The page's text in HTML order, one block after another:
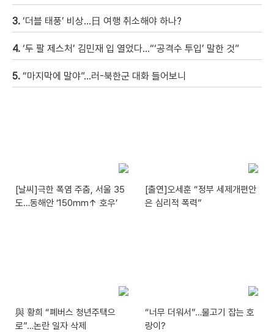
3. ‘더블 태풍’ 비상…日 여행 취소해야 하나?
4. ‘두 팔 제스처’ 김민재 입 열었다…“‘공격수 투입’ 말한 것”
5. “마지막에 말야”…러-북한군 대화 들어보니
[날씨]극한 폭염 주춤, 서울 35
도…동해안 ‘150mm↑ 호우’
[출연]오세훈 “정부 세제개편안
은 심리적 폭력”
與 황희 “폐버스 청년주택으
로”…논란 일자 삭제
“너무 더워서”…물고기 잡는 호
랑이?